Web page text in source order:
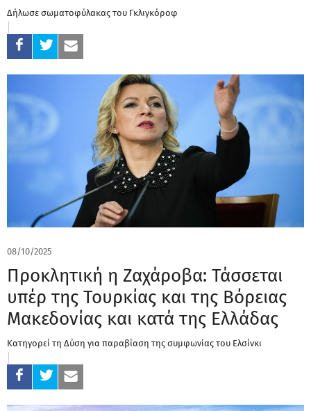
Δήλωσε σωματοφύλακας του Γκλιγκόροφ
08/10/2025
Προκλητική η Ζαχάροβα: Τάσσεται
υπέρ της Τουρκίας και της Βόρειας
Μακεδονίας και κατά της Ελλάδας
Κατηγορεί τη Δύση για παραβίαση της συμφωνίας του Ελσίνκι